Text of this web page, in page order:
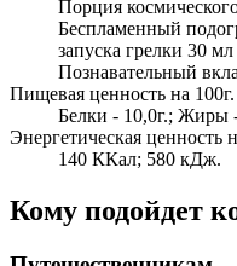
Порция
Беспламенный
запуска грелки 30
Познавательный
Пищевая ценность на 100г.
Белки - 10,0г.; Жиры
Энергетическая ценность
140 ККал; 580 кДж.
Кому подойдет